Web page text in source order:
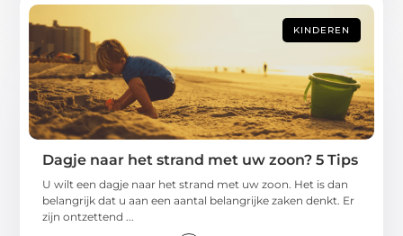
KINDEREN
Dagje naar het strand met uw zoon? 5 Tips
U wilt een dagje naar het strand met uw zoon. Het is dan
belangrijk dat u aan een aantal belangrijke zaken denkt. Er
zijn ontzettend ...